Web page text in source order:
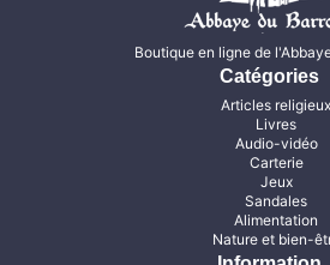
Boutique en ligne de
Catégories
Articles religieux
Livres
Audio-vidéo
Carterie
Jeux
Sandales
Alimentation
Nature et bien-